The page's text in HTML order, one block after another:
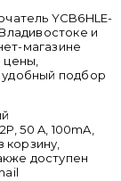
YCB6HLE-
и
магазине
удобный подбор
50 A, 100mA,
корзину,
доступен